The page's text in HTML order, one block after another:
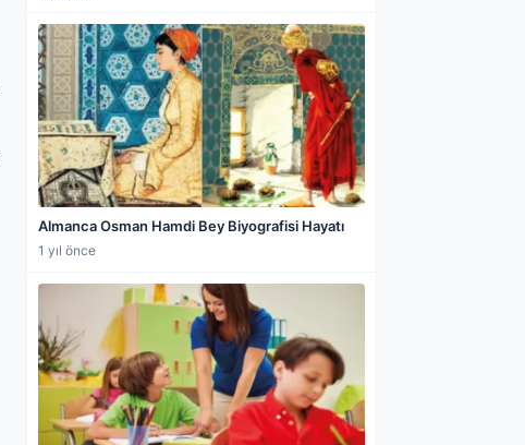
Almanca Osman Hamdi Bey Biyografisi Hayatı
1 yıl önce